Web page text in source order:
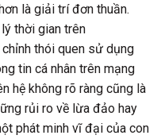
là giải trí đơn thuần.
thời gian trên
thói quen sử dụng
tin cá nhân trên mạng
hệ không rõ ràng cũng là
rủi ro về lừa đảo hay
phát minh vĩ đại của con